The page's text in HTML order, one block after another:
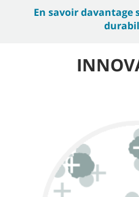
En savoir davantage